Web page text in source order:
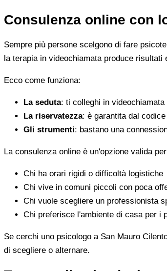
Consulenza online con
Sempre più persone scelgono di fare
la terapia in videochiamata produce risultati
Ecco come funziona:
La seduta: ti colleghi in
La riservatezza: è garantita dal
Gli strumenti: bastano una
La consulenza online è un'opzione valida
Chi ha orari rigidi o difficoltà logistiche
Chi vive in comuni piccoli con poca
Chi vuole scegliere un professionista
Chi preferisce l'ambiente di casa per i
Se cerchi uno psicologo a San Mauro
di scegliere o alternare.